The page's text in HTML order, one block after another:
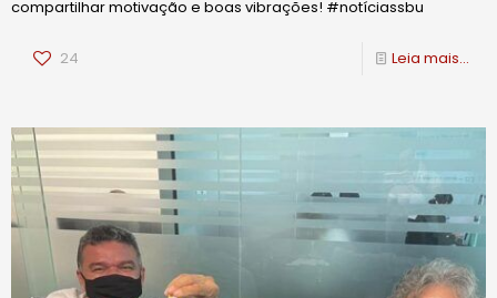
compartilhar motivação e boas vibrações! #notíciassbu
24 Leia mais...